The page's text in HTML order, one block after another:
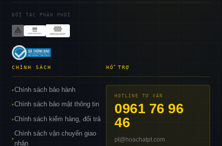
ĐỐI TÁC PHÂN PHỐI
CHÍNH SÁCH
▸Chính sách bảo hành
▸Chính sách bảo mật thông tin
▸Chính sách kiểm hàng, đổi trả
▸
Chính sách vận chuyển giao
nhận
HỖ TRỢ
HOTLINE TƯ VẤN
0961 76 96
46
pt@hoachatpt.com